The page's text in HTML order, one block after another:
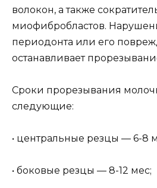
волокон, а также
миофибробластов.
периодонта или его
останавливает
Сроки прорезывания
следующие:
• центральные резцы — 6-8
• боковые резцы — 8-12 мес;